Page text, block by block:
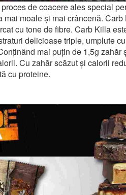
de coacere ales special
mai moale și mai crâncenă.
cu tone de fibre. Carb Killa
delicioase triple, umplute
mai puțin de 1,5g zahăr
Cu zahăr scăzut și calorii
cu proteine.